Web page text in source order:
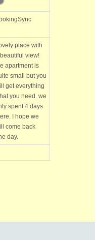
place with
view!
apartment is
small but you
get everything
you need. we
spent 4 days
I hope we
come back
day.